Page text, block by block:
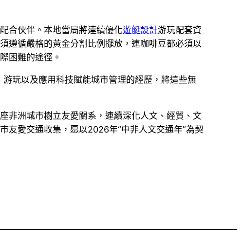
合伙伴。本地當局將連續優化遊艇設計游玩配套資
遵循嚴格的黃金分割比例擺放，連咖啡豆都必須以
困難的途徑。
玩以及應用科技賦能城市管理的經歷，將這些無
非洲城市樹立友愛關系，連續深化人文、經貿、文
友愛交通收集，愿以2026年“中非人文交通年”為契